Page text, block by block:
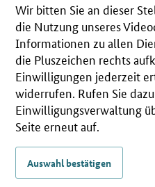
Wir bitten Sie an dieser
die Nutzung unseres
Informationen zu allen
die Pluszeichen rechts
Einwilligungen jederzeit
widerrufen. Rufen Sie
Einwilligungsverwaltung
Seite erneut auf.
Auswahl bestätigen